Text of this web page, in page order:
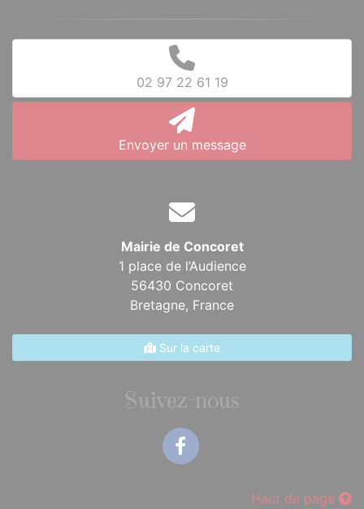
02 97 22 61 19
Envoyer un message
Mairie de Concoret
1 place de l’Audience
56430 Concoret
Bretagne, France
Sur la carte
Suivez-nous
Haut de page